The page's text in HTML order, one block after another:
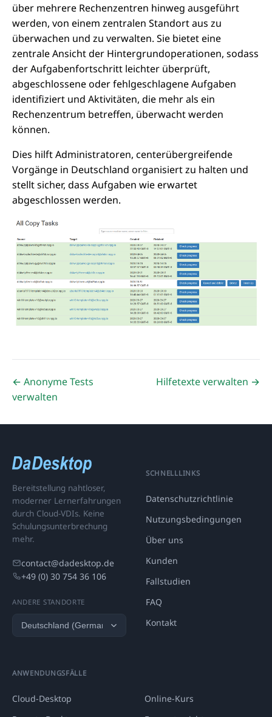
über mehrere Rechenzentren hinweg ausgeführt
werden, von einem zentralen Standort aus zu
überwachen und zu verwalten. Sie bietet eine
zentrale Ansicht der Hintergrundoperationen, sodass
der Aufgabenfortschritt leichter überprüft,
abgeschlossene oder fehlgeschlagene Aufgaben
identifiziert und Aktivitäten, die mehr als ein
Rechenzentrum betreffen, überwacht werden
können.
Dies hilft Administratoren, centerübergreifende
Vorgänge in Deutschland organisiert zu halten und
stellt sicher, dass Aufgaben wie erwartet
abgeschlossen werden.
← Anonyme Tests
verwalten
Hilfetexte verwalten →
Bereitstellung nahtloser,
moderner Lernerfahrungen
durch Cloud-VDIs. Keine
Schulungsunterbrechung
mehr.
contact@dadesktop.de
+49 (0) 30 754 36 106
ANDERE STANDORTE
SCHNELLLINKS
Datenschutzrichtlinie
Nutzungsbedingungen
Über uns
Kunden
Fallstudien
FAQ
Kontakt
ANWENDUNGSFÄLLE
Cloud-Desktop
Online-Kurs